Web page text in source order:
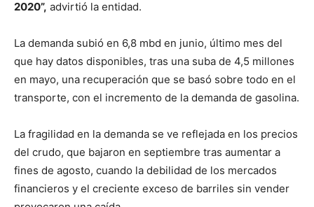
2020”, advirtió la entidad.
La demanda subió en 6,8 mbd en junio, último mes del
que hay datos disponibles, tras una suba de 4,5 millones
en mayo, una recuperación que se basó sobre todo en el
transporte, con el incremento de la demanda de gasolina.
La fragilidad en la demanda se ve reflejada en los precios
del crudo, que bajaron en septiembre tras aumentar a
fines de agosto, cuando la debilidad de los mercados
financieros y el creciente exceso de barriles sin vender